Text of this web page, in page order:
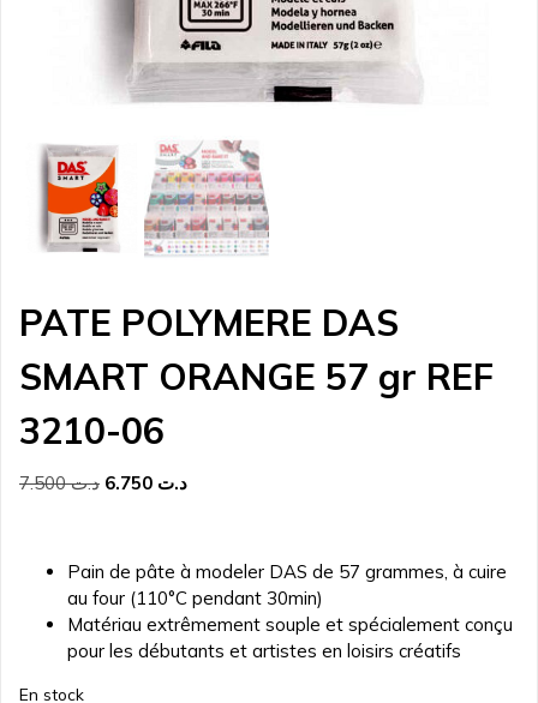
PATE POLYMERE DAS
SMART ORANGE 57 gr REF
3210-06
د.ت7.500
Le
était :
د.ت 7.500.
د.تLe
د.ت 6.750.
Pain de pâte à modeler DAS de 57 grammes, à cuire
au four (110°C pendant 30min)
Matériau extrêmement souple et spécialement conçu
pour les débutants et artistes en loisirs créatifs
En stock